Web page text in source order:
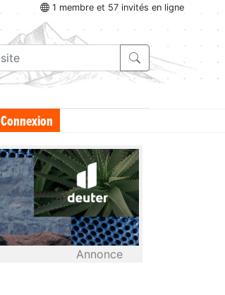
1 membre et 57 invités en ligne
Connexion
Annonce